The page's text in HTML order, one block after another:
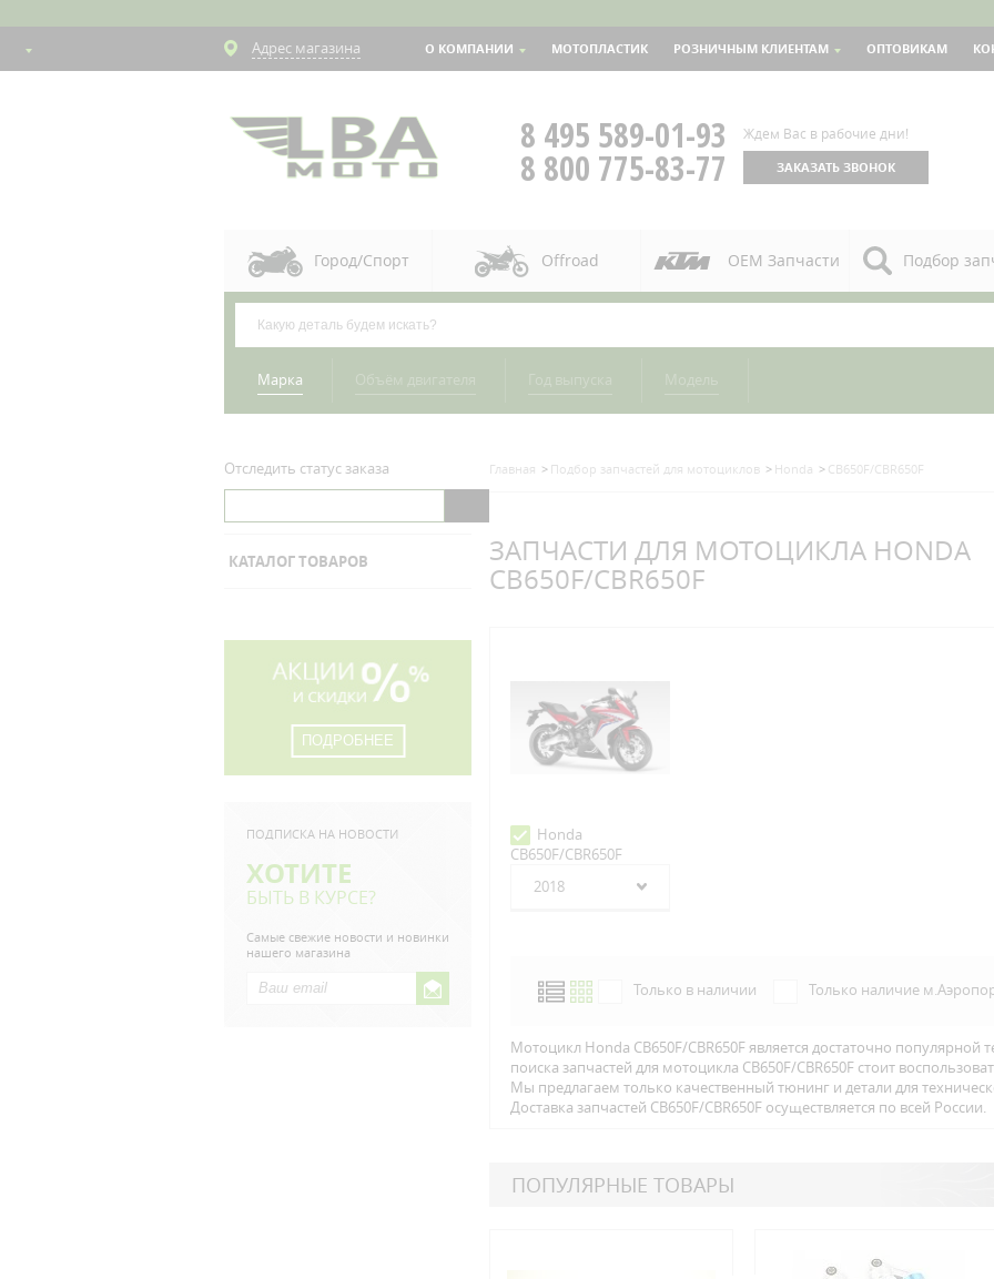
Адрес магазина О КОМПАНИИ МОТОПЛАСТИК РОЗНИЧНЫМ КЛИЕНТАМ ОПТОВИКАМ
8 495 589-01-93
8 800 775-83-77
Ждем Вас в рабочие дни!
ЗАКАЗАТЬ ЗВОНОК
Город/Спорт Offroad OEM Запчасти Подбор
Марка
Отследить статус заказа
КАТАЛОГ ТОВАРОВ
ПОДРОБНЕЕ
ПОДПИСКА НА НОВОСТИ
ХОТИТЕ
БЫТЬ В КУРСЕ?
Самые свежие новости и новинки
нашего магазина
Главная Подбор запчастей для мотоциклов Honda CB650F/CBR650F
ЗАПЧАСТИ ДЛЯ МОТОЦИКЛА HONDA
CB650F/CBR650F
Honda
CB650F/CBR650F
2018
Только в наличии Только наличие
Мотоцикл Honda CB650F/CBR650F является достаточно популярной
поиска запчастей для мотоцикла CB650F/CBR650F стоит
Мы предлагаем только качественный тюнинг и детали для
Доставка запчастей CB650F/CBR650F осуществляется по всей Росcии.
ПОПУЛЯРНЫЕ ТОВАРЫ